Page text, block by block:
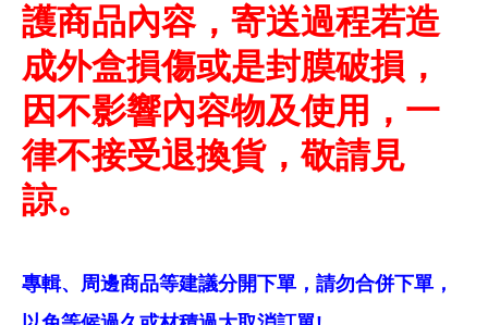
護商品內容，寄送過程若造
成外盒損傷或是封膜破損，
因不影響內容物及使用，一
律不接受退換貨，敬請見
諒。
專輯、周邊商品等建議分開下單，請勿合併下單，